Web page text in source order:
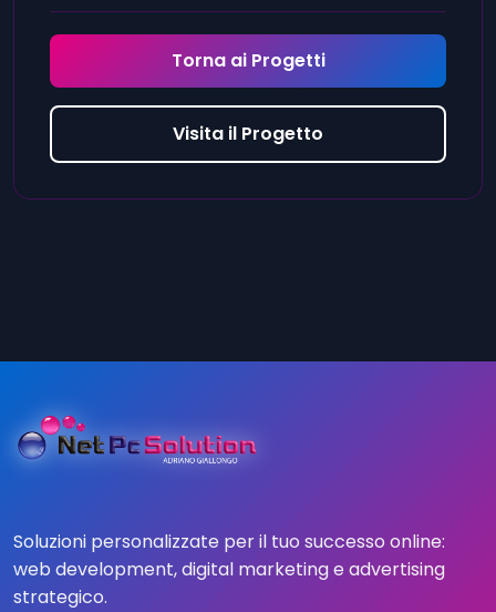
Torna ai Progetti
Visita il Progetto
Soluzioni personalizzate per il tuo successo online:
web development, digital marketing e advertising
strategico.